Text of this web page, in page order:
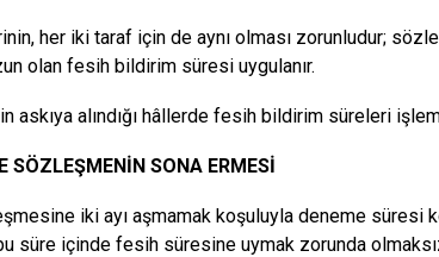
her iki taraf için de aynı olması zorunludur;
olan fesih bildirim süresi uygulanır.
askıya alındığı hâllerde fesih bildirim süreleri
SÖZLEŞMENİN SONA ERMESİ
iki ayı aşmamak koşuluyla deneme süresi
süre içinde fesih süresine uymak zorunda